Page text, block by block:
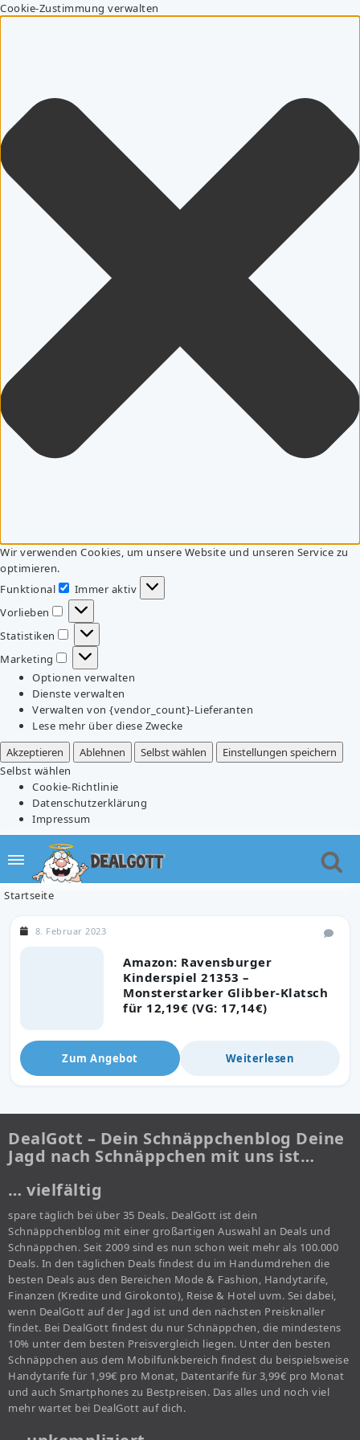
Cookie-Zustimmung verwalten
Wir verwenden Cookies, um unsere Website und unseren Service zu
optimieren.
Funktional
Funktional
Immer aktiv
Vorlieben
Vorlieben
Statistiken
Statistiken
Marketing
Marketing
Optionen verwalten
Dienste verwalten
Verwalten von {vendor_count}-Lieferanten
Lese mehr über diese Zwecke
Akzeptieren
Ablehnen Selbst wählen
Einstellungen speichern
Selbst wählen
Cookie-Richtlinie
Datenschutzerklärung
Impressum
Startseite
Amazon: Ravensburger
Kinderspiel 21353 –
Monsterstarker Glibber-Klatsch
für 12,19€ (VG: 17,14€)
8. Februar 2023
Zum Angebot Weiterlesen
DealGott – Dein Schnäppchenblog Deine
Jagd nach Schnäppchen mit uns ist…
… vielfältig
spare täglich bei über 35 Deals. DealGott ist dein
Schnäppchenblog mit einer großartigen Auswahl an Deals und
Schnäppchen. Seit 2009 sind es nun schon weit mehr als 100.000
Deals. In den täglichen Deals findest du im Handumdrehen die
besten Deals aus den Bereichen Mode & Fashion, Handytarife,
Finanzen (Kredite und Girokonto), Reise & Hotel uvm. Sei dabei,
wenn DealGott auf der Jagd ist und den nächsten Preisknaller
findet. Bei DealGott findest du nur Schnäppchen, die mindestens
10% unter dem besten Preisvergleich liegen. Unter den besten
Schnäppchen aus dem Mobilfunkbereich findest du beispielsweise
Handytarife für 1,99€ pro Monat, Datentarife für 3,99€ pro Monat
und auch Smartphones zu Bestpreisen. Das alles und noch viel
mehr wartet bei DealGott auf dich.